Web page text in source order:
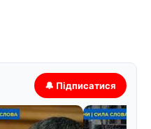
🔔 Підписатися